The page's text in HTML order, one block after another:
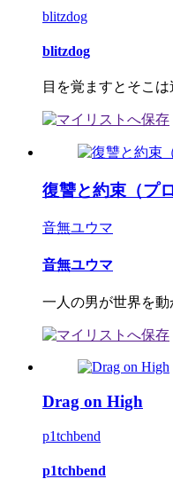
blitzdog
blitzdog
目を覚ますとそこ
復讐と約束（プ
音無ユウマ
音無ユウマ
一人の男が世界を
Drag on High
p1tchbend
p1tchbend